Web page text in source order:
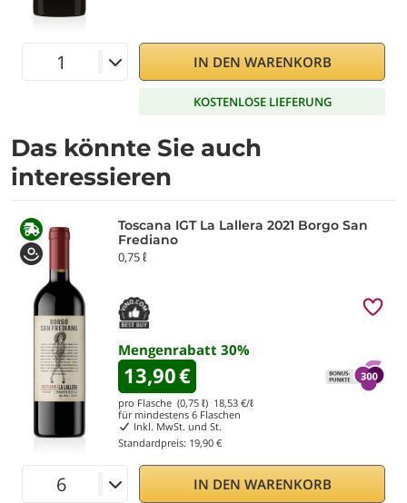
IN DEN WARENKORB
KOSTENLOSE LIEFERUNG
Das könnte Sie auch
interessieren
Toscana IGT La Lallera 2021 Borgo San
Frediano
0,75 ℓ
Mengenrabatt 30%
13,90€
pro Flasche (0,75 ℓ) 18,53 €/ℓ
für mindestens 6 Flaschen
Inkl. MwSt. und St.
Standardpreis: 19,90 €
IN DEN WARENKORB